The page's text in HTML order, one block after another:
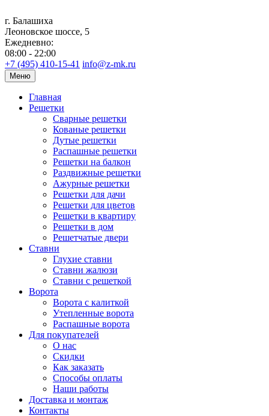
г. Балашиха
Леоновское шоссе, 5
Ежедневно:
08:00 - 22:00
+7 (495) 410-15-41 info@z-mk.ru
Меню
Главная
Решетки
Сварные решетки
Кованые решетки
Дутые решетки
Распашные решетки
Решетки на балкон
Раздвижные решетки
Ажурные решетки
Решетки для дачи
Решетки для цветов
Решетки в квартиру
Решетки в дом
Решетчатые двери
Ставни
Глухие ставни
Ставни жалюзи
Ставни с решеткой
Ворота
Ворота с калиткой
Утепленные ворота
Распашные ворота
Для покупателей
О нас
Скидки
Как заказать
Способы оплаты
Наши работы
Доставка и монтаж
Контакты